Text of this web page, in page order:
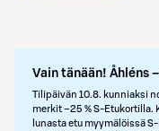
Vain tänään! Åhléns
Tilipäivän 10.8. kunniaksi
merkit –25 % S‑Etukortilla.
lunasta etu myymälöissä